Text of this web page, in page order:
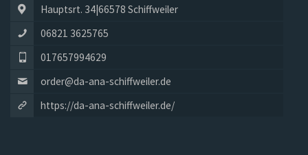
Hauptsrt. 34|66578 Schiffweiler
06821 3625765
017657994629
order@da-ana-schiffweiler.de
https://da-ana-schiffweiler.de/